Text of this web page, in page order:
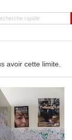
avoir cette limite.